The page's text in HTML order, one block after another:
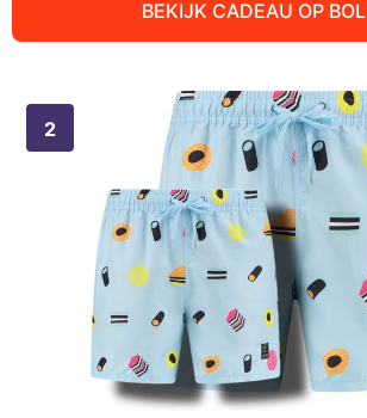
BEKIJK CADEAU OP BOL